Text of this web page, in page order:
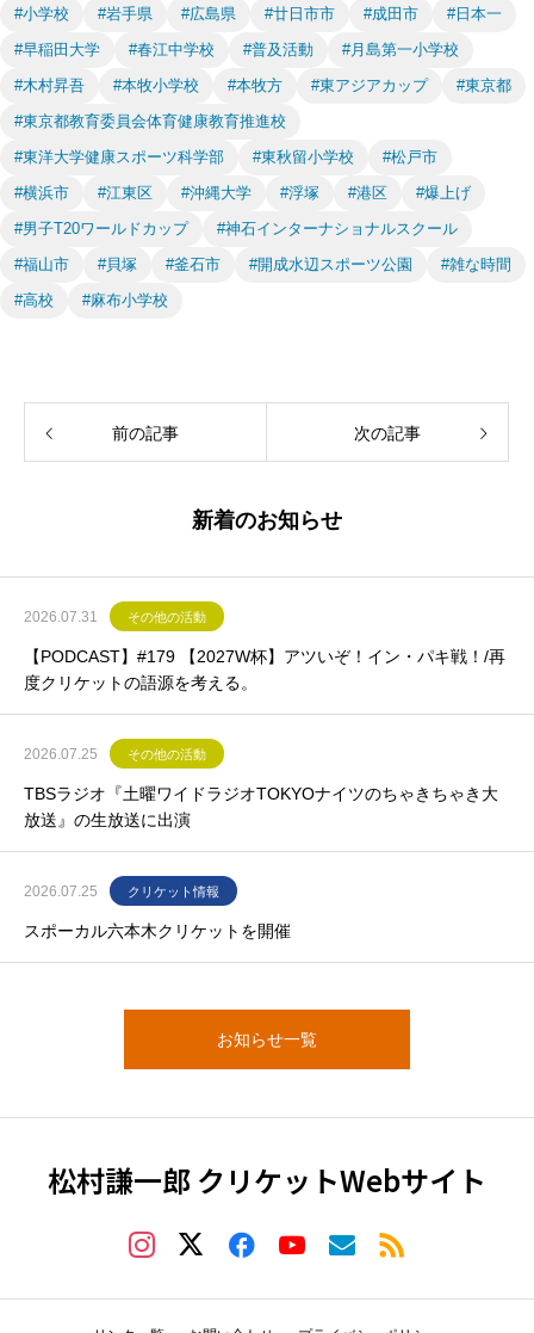
#小学校
#岩手県 #広島県 #廿日市市 #成田市
#日本一
#早稲田大学
#春江中学校 #普及活動
#月島第一小学校
#木村昇吾
#本牧小学校 #本牧方 #東アジアカップ
#東京都
#東京都教育委員会体育健康教育推進校
#東洋大学健康スポーツ科学部
#東秋留小学校
#松戸市
#横浜市
#江東区 #沖縄大学 #浮塚 #港区
#爆上げ
#男子T20ワールドカップ
#神石インターナショナルスクール
#福山市
#貝塚 #釜石市 #開成水辺スポーツ公園
#雑な時間
#高校
#麻布小学校
前の記事 次の記事
新着のお知らせ
2026.07.31 その他の活動
【PODCAST】#179 【2027W杯】アツいぞ！イン・パキ戦！/再
度クリケットの語源を考える。
2026.07.25 その他の活動
TBSラジオ『土曜ワイドラジオTOKYOナイツのちゃきちゃき大
放送』の生放送に出演
2026.07.25 クリケット情報
スポーカル六本木クリケットを開催
お知らせ一覧
松村謙一郎 クリケットWebサイト